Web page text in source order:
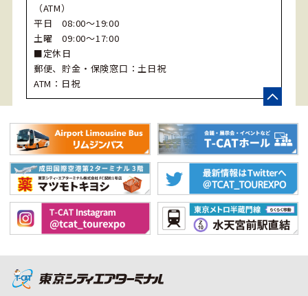
（ATM）
平日 08:00～19:00
土曜 09:00～17:00
■定休日
郵便、貯金・保険窓口：土日祝
ATM：日祝